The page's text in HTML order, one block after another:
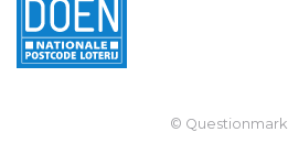
© Questionmark